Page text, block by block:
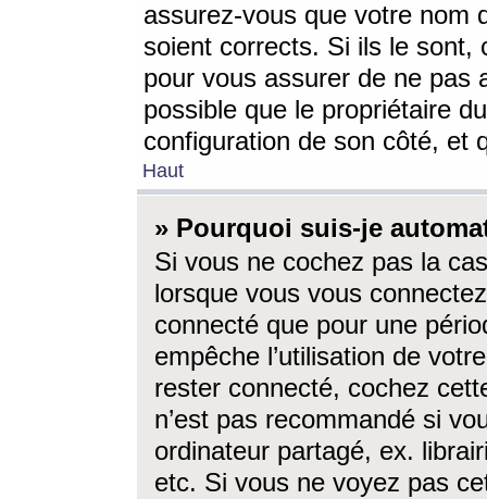
assurez-vous que votre nom
soient corrects. Si ils le sont,
pour vous assurer de ne pas
possible que le propriétaire
configuration de son côté, et
Haut
» Pourquoi suis-je
Si vous ne cochez pas la
lorsque vous vous
connecté que pour une
empêche l’utilisation de
rester connecté, cochez
n’est pas recommandé si
ordinateur partagé, ex.
etc. Si vous ne voyez pas